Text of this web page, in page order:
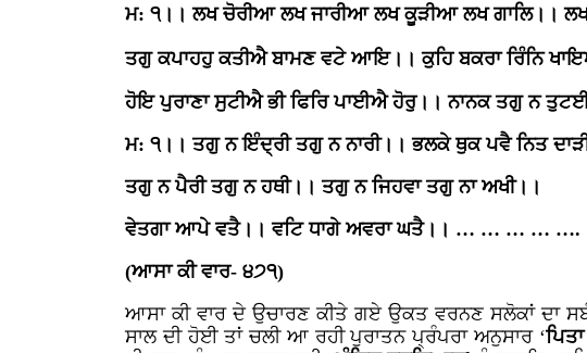
ਮ: ੧।। ਲਖ ਚੋਰੀਆ ਲਖ ਜਾਰੀਆ ਲਖ ਕੂੜੀਆ ਲਖ ਗਾਲਿ।। ਲਖ
ਤਗੁ ਕਪਾਹਹੁ ਕਤੀਐ ਬਾਮਣ ਵਟੇ ਆਇ।। ਕੁਹਿ ਬਕਰਾ ਰਿੰਨਿ
ਹੋਇ ਪੁਰਾਣਾ ਸੁਟੀਐ ਭੀ ਫਿਰਿ ਪਾਈਐ ਹੋਰੁ।। ਨਾਨਕ ਤਗੁ ਨ
ਮ: ੧।। ਤਗੁ ਨ ਇੰਦ੍ਰੀ ਤਗੁ ਨ ਨਾਰੀ।। ਭਲਕੇ ਥੁਕ ਪਵੈ ਨਿਤ
ਤਗੁ ਨ ਪੈਰੀ ਤਗੁ ਨ ਹਥੀ।। ਤਗੁ ਨ ਜਿਹਵਾ ਤਗੁ ਨਾ ਅਖੀ।।
ਵੇਤਗਾ ਆਪੇ ਵਤੈ।। ਵਟਿ ਧਾਗੇ ਅਵਰਾ ਘਤੈ।। … … … … ….
(ਆਸਾ ਕੀ ਵਾਰ- ੪੭੧)
ਆਸਾ ਕੀ ਵਾਰ ਦੇ ਉਚਾਰਣ ਕੀਤੇ ਗਏ ਉਕਤ ਵਰਨਣ ਸਲੋਕਾਂ ਦਾ
ਸਾਲ ਦੀ ਹੋਈ ਤਾਂ ਚਲੀ ਆ ਰਹੀ ਪੁਰਾਤਨ ਪ੍ਰੰਪਰਾ ਅਨੁਸਾਰ ‘